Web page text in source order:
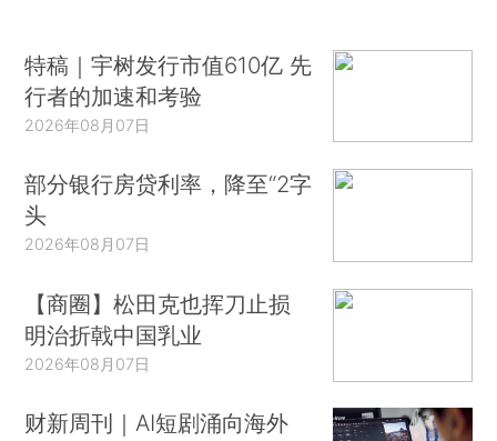
特稿｜宇树发行市值610亿 先
行者的加速和考验
2026年08月07日
部分银行房贷利率，降至“2字
头
2026年08月07日
【商圈】松田克也挥刀止损
明治折戟中国乳业
2026年08月07日
财新周刊｜AI短剧涌向海外